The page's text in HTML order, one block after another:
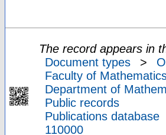
The record appears in
Document types
>
Faculty of
Department of
Public records
Publications database
110000